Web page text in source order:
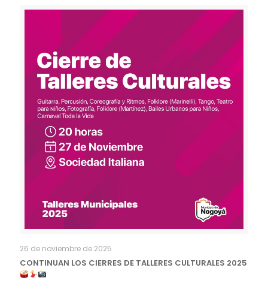
26 de noviembre de 2025
CONTINUAN LOS CIERRES DE TALLERES CULTURALES 2025